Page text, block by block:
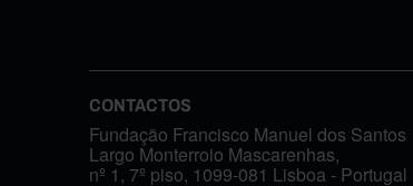
CONTACTOS
Fundação Francisco Manuel dos Santos
Largo Monterroio Mascarenhas,
nº 1, 7º piso, 1099-081 Lisboa - Portugal